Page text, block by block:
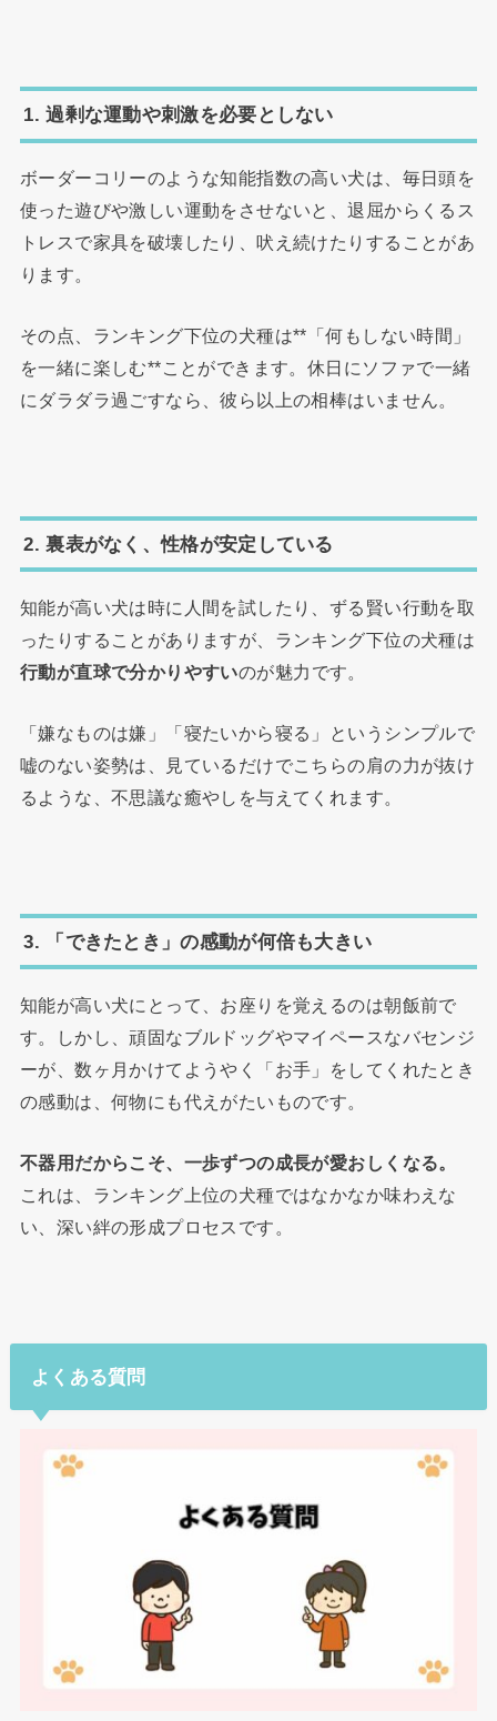
1. 過剰な運動や刺激を必要としない
ボーダーコリーのような知能指数の高い犬は、毎日頭を
使った遊びや激しい運動をさせないと、退屈からくるス
トレスで家具を破壊したり、吠え続けたりすることがあ
ります。
その点、ランキング下位の犬種は**「何もしない時間」
を一緒に楽しむ**ことができます。休日にソファで一緒
にダラダラ過ごすなら、彼ら以上の相棒はいません。
2. 裏表がなく、性格が安定している
知能が高い犬は時に人間を試したり、ずる賢い行動を取
ったりすることがありますが、ランキング下位の犬種は
行動が直球で分かりやすいのが魅力です。
「嫌なものは嫌」「寝たいから寝る」というシンプルで
嘘のない姿勢は、見ているだけでこちらの肩の力が抜け
るような、不思議な癒やしを与えてくれます。
3. 「できたとき」の感動が何倍も大きい
知能が高い犬にとって、お座りを覚えるのは朝飯前で
す。しかし、頑固なブルドッグやマイペースなバセンジ
ーが、数ヶ月かけてようやく「お手」をしてくれたとき
の感動は、何物にも代えがたいものです。
不器用だからこそ、一歩ずつの成長が愛おしくなる。
これは、ランキング上位の犬種ではなかなか味わえな
い、深い絆の形成プロセスです。
よくある質問